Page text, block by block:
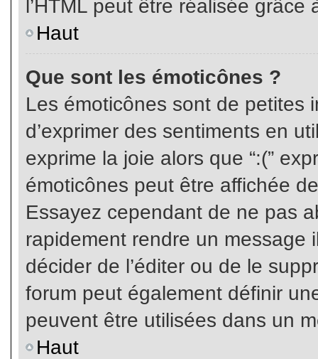
l’HTML peut être réalisée grâce
Haut
Que sont les émoticônes ?
Les émoticônes sont de petites
d’exprimer des sentiments en
exprime la joie alors que “:(”
émoticônes peut être affichée
Essayez cependant de ne pas
rapidement rendre un message
décider de l’éditer ou de le
forum peut également définir
peuvent être utilisées dans un
Haut